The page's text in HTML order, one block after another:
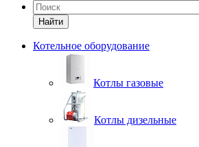
Найти
Котельное оборудование
Котлы газовые
Котлы дизельные